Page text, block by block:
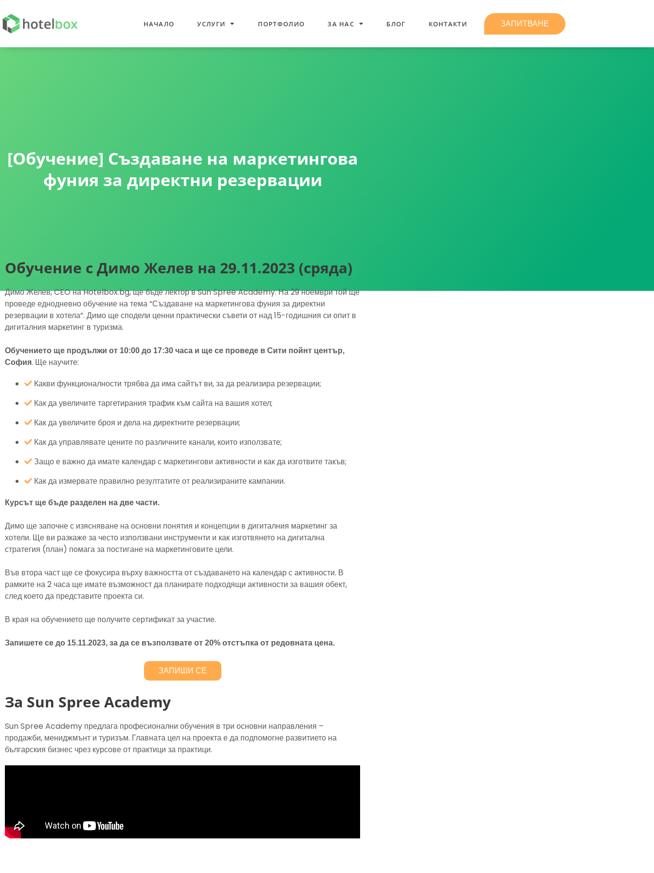
НАЧАЛО УСЛУГИ ПОРТФОЛИО ЗА НАС БЛОГ КОНТАКТИ ЗАПИТВАНЕ
[Обучение] Създаване на маркетингова
фуния за директни резервации
Обучение с Димо Желев на 29.11.2023 (сряда)
Димо Желев, CEO на Hotelbox.bg, ще бъде лектор в Sun Spree Academy. На 29 ноември той ще
проведе еднодневно обучение на тема “Създаване на маркетингова фуния за директни
резервации в хотела”. Димо ще сподели ценни практически съвети от над 15-годишния си опит в
дигиталния маркетинг в туризма.
Обучението ще продължи от 10:00 до 17:30 часа и ще се проведе в Сити пойнт център,
София. Ще научите:
Какви функционалности трябва да има сайтът ви, за да реализира резервации;
Как да увеличите таргетирания трафик към сайта на вашия хотел;
Как да увеличите броя и дела на директните резервации;
Как да управлявате цените по различните канали, които използвате;
Защо е важно да имате календар с маркетингови активности и как да изготвите такъв;
Как да измервате правилно резултатите от реализираните кампании.
Курсът ще бъде разделен на две части.
Димо ще започне с изясняване на основни понятия и концепции в дигиталния маркетинг за
хотели. Ще ви разкаже за често използвани инструменти и как изготвянето на дигитална
стратегия (план) помага за постигане на маркетинговите цели.
Във втора част ще се фокусира върху важността от създаването на календар с активности. В
рамките на 2 часа ще имате възможност да планирате подходящи активности за вашия обект,
след което да представите проекта си.
В края на обучението ще получите сертификат за участие.
Запишете се до 15.11.2023, за да се възползвате от 20% отстъпка от редовната цена.
ЗАПИШИ СЕ
За Sun Spree Academy
Sun Spree Academy предлага професионални обучения в три основни направления –
продажби, мениджмънт и туризъм. Главната цел на проекта е да подпомогне развитието на
българския бизнес чрез курсове от практици за практици.